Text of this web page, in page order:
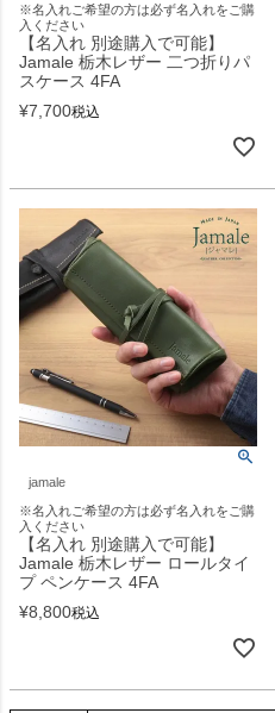
※名入れご希望の方は必ず名入れをご購
入ください
【名入れ 別途購入で可能】
Jamale 栃木レザー 二つ折りパ
スケース 4FA
¥7,700税込
jamale
※名入れご希望の方は必ず名入れをご購
入ください
【名入れ 別途購入で可能】
Jamale 栃木レザー ロールタイ
プ ペンケース 4FA
¥8,800税込